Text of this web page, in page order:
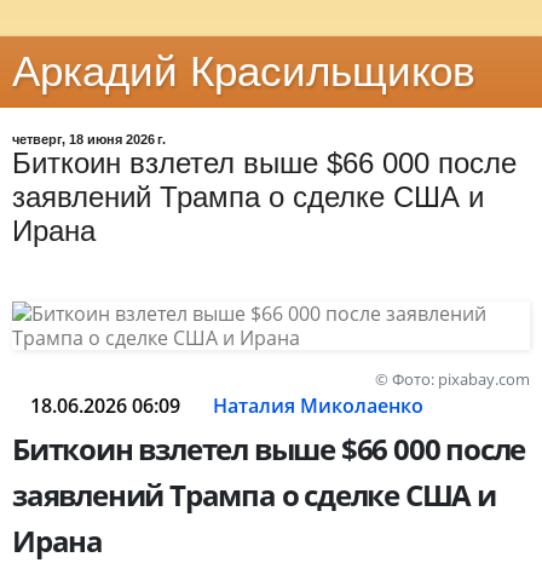
Аркадий Красильщиков
четверг, 18 июня 2026 г.
Биткоин взлетел выше $66 000 после
заявлений Трампа о сделке США и
Ирана
© Фото: pixabay.com
18.06.2026 06:09 Наталия Миколаенко
Биткоин взлетел выше $66 000 после
заявлений Трампа о сделке США и
Ирана